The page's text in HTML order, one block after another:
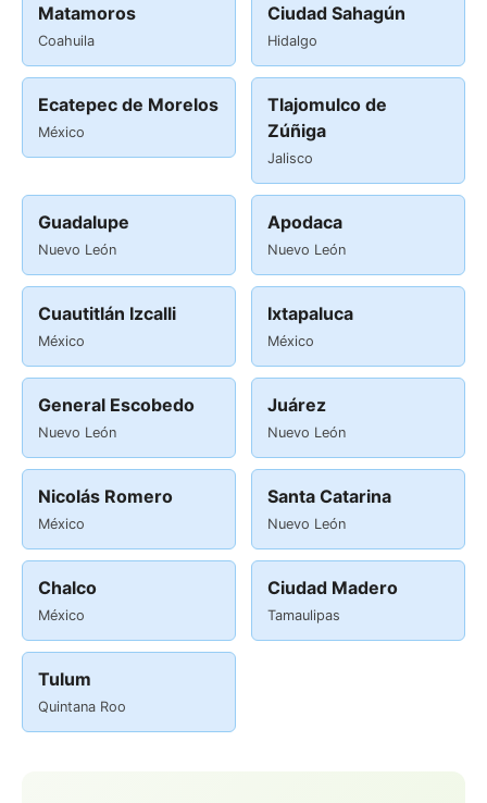
Matamoros
Coahuila
Ciudad Sahagún
Hidalgo
Ecatepec de Morelos
México
Tlajomulco de
Zúñiga
Jalisco
Guadalupe
Nuevo León
Apodaca
Nuevo León
Cuautitlán Izcalli
México
Ixtapaluca
México
General Escobedo
Nuevo León
Juárez
Nuevo León
Nicolás Romero
México
Santa Catarina
Nuevo León
Chalco
México
Ciudad Madero
Tamaulipas
Tulum
Quintana Roo